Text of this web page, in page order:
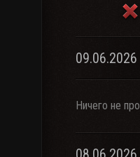
09.06.2026
Ничего не